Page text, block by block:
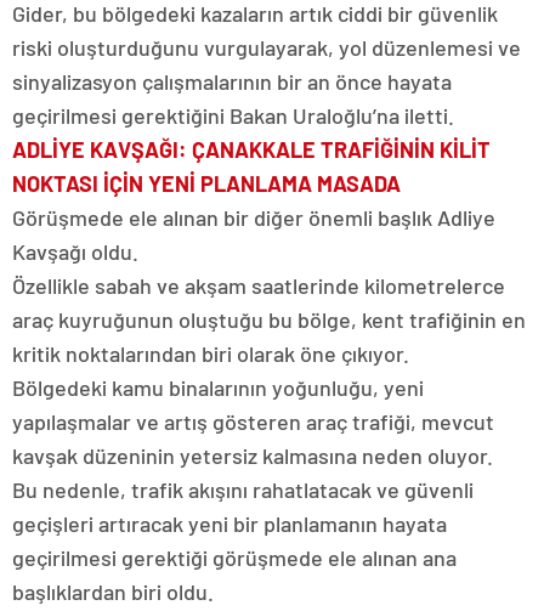
Gider, bu bölgedeki kazaların artık ciddi bir güvenlik
riski oluşturduğunu vurgulayarak, yol düzenlemesi ve
sinyalizasyon çalışmalarının bir an önce hayata
geçirilmesi gerektiğini Bakan Uraloğlu’na iletti.
ADLİYE KAVŞAĞI: ÇANAKKALE TRAFİĞİNİN KİLİT
NOKTASI İÇİN YENİ PLANLAMA MASADA
Görüşmede ele alınan bir diğer önemli başlık Adliye
Kavşağı oldu.
Özellikle sabah ve akşam saatlerinde kilometrelerce
araç kuyruğunun oluştuğu bu bölge, kent trafiğinin en
kritik noktalarından biri olarak öne çıkıyor.
Bölgedeki kamu binalarının yoğunluğu, yeni
yapılaşmalar ve artış gösteren araç trafiği, mevcut
kavşak düzeninin yetersiz kalmasına neden oluyor.
Bu nedenle, trafik akışını rahatlatacak ve güvenli
geçişleri artıracak yeni bir planlamanın hayata
geçirilmesi gerektiği görüşmede ele alınan ana
başlıklardan biri oldu.